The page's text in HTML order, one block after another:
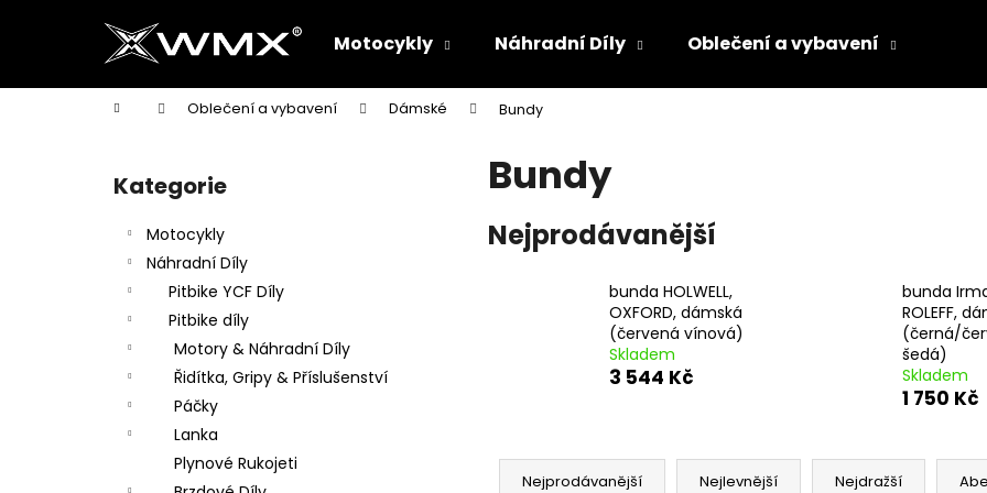
Motocykly Náhradní Díly Oblečení a vybavení
Domů Oblečení a vybavení Dámské Bundy
Přeskočit
kategorie
Kategorie
Motocykly
Náhradní Díly
Pitbike YCF Díly
Pitbike díly
Motory & Náhradní Díly
Řidítka, Gripy & Příslušenství
Páčky
Lanka
Plynové Rukojeti
Bundy
Nejprodávanější
bunda HOLWELL,
OXFORD, dámská
(červená vínová)
Skladem
3 544 Kč
bunda
ROLEFF,
(černá/
šedá)
Skladem
1 750 Kč
Ř
Nejprodávanější Nejlevnější Nejdražší
í
Zpět
do
Zpět
do
Co potřebujete najít?
Doporučujeme